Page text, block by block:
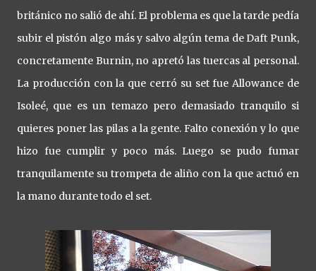
británico no salió de ahí. El problema es que la tarde pedía
subir el pistón algo más y salvo algún tema de Daft Punk,
concretamente Burnin, no apretó las tuercas al personal.
La producción con la que cerró su set fue Allowance de
Isoleé, que es un temazo pero demasiado tranquilo si
quieres poner las pilas a la gente. Falto conexión y lo que
hizo fue cumplir y poco más. Luego se pudo fumar
tranquilamente su trompeta de aliño con la que actuó en
la mano durante todo el set.